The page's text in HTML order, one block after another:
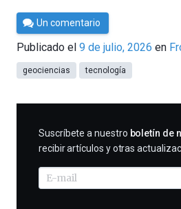
Por
César
Tomé
Un comentario
Publicado el 9 de julio, 2026 en
geociencias tecnología
SUSCRIBIRME
Suscríbete a nuestro boletín de
recibir artículos y otras